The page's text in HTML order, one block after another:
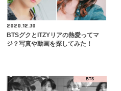
2020.12.30
BTSグクとITZYリアの熱愛ってマ
ジ？写真や動画を探してみた！
BTS